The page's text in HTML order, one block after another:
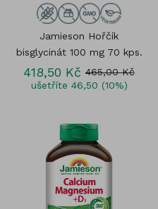
Jamieson Hořčík
bisglycinát 100 mg 70 kps.
418,50 Kč 465,00 Kč
ušetříte 46,50 (10%)